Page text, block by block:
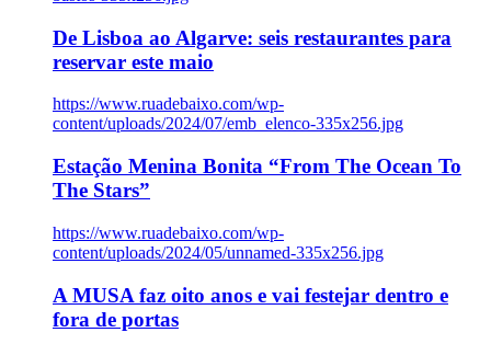
De Lisboa ao Algarve: seis restaurantes para
reservar este maio
https://www.ruadebaixo.com/wp-
content/uploads/2024/07/emb_elenco-335x256.jpg
Estação Menina Bonita “From The Ocean To
The Stars”
https://www.ruadebaixo.com/wp-
content/uploads/2024/05/unnamed-335x256.jpg
A MUSA faz oito anos e vai festejar dentro e
fora de portas